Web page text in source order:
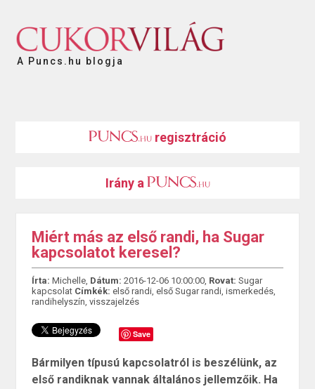
A Puncs.hu blogja
regisztráció
Irány a
Miért más az első randi, ha Sugar
kapcsolatot keresel?
Írta: Michelle, Dátum: 2016-12-06 10:00:00, Rovat: Sugar
kapcsolat Címkék: első randi, első Sugar randi, ismerkedés,
randihelyszín, visszajelzés
Save
Bármilyen típusú kapcsolatról is beszélünk, az
első randiknak vannak általános jellemzőik. Ha